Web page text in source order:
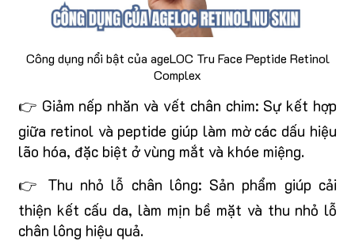
Công dụng nổi bật của ageLOC Tru Face Peptide Retinol
Complex
👉 Giảm nếp nhăn và vết chân chim: Sự kết hợp
giữa retinol và peptide giúp làm mờ các dấu hiệu
lão hóa, đặc biệt ở vùng mắt và khóe miệng.
👉 Thu nhỏ lỗ chân lông: Sản phẩm giúp cải
thiện kết cấu da, làm mịn bề mặt và thu nhỏ lỗ
chân lông hiệu quả.